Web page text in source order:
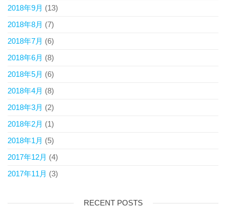
2018年9月 (13)
2018年8月 (7)
2018年7月 (6)
2018年6月 (8)
2018年5月 (6)
2018年4月 (8)
2018年3月 (2)
2018年2月 (1)
2018年1月 (5)
2017年12月 (4)
2017年11月 (3)
RECENT POSTS